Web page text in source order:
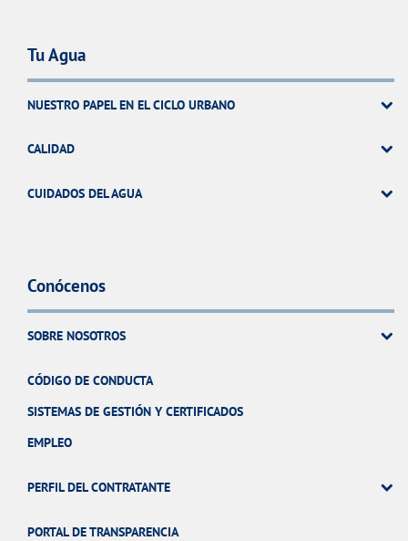
Tu Agua
NUESTRO PAPEL EN EL CICLO URBANO
CALIDAD
CUIDADOS DEL AGUA
Conócenos
SOBRE NOSOTROS
CÓDIGO DE CONDUCTA
SISTEMAS DE GESTIÓN Y CERTIFICADOS
EMPLEO
PERFIL DEL CONTRATANTE
PORTAL DE TRANSPARENCIA